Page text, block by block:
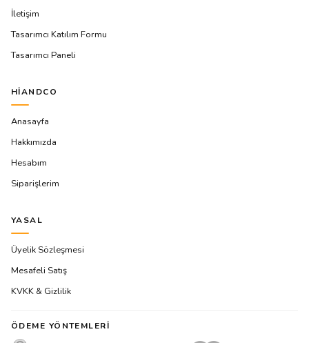
İletişim
Tasarımcı Katılım Formu
Tasarımcı Paneli
HIANDCO
Anasayfa
Hakkımızda
Hesabım
Siparişlerim
YASAL
Üyelik Sözleşmesi
Mesafeli Satış
KVKK & Gizlilik
ÖDEME YÖNTEMLERI